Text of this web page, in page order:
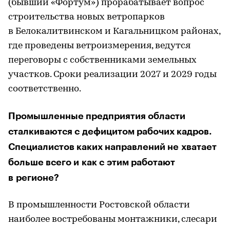
(бывший «Фортум») прорабатывает вопрос
строительства новых ветропарков
в Белокалитвинском и Кагальницком районах,
где проведены ветроизмерения, ведутся
переговоры с собственниками земельных
участков. Сроки реализации 2027 и 2029 годы
соответственно.
Промышленные предприятия области
сталкиваются с дефицитом рабочих кадров.
Специалистов каких направлений не хватает
больше всего и как с этим работают
в регионе?
В промышленности Ростовской области
наиболее востребованы монтажники, слесари